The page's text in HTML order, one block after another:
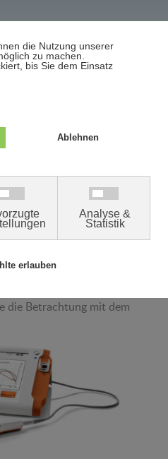
Termin/Absage
bei der
das
Muttermale oder
Hautkrebs (Melanom) und
die Betrachtung mit dem